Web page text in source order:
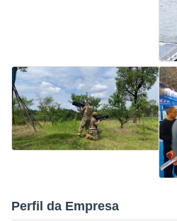
Perfil da Empresa